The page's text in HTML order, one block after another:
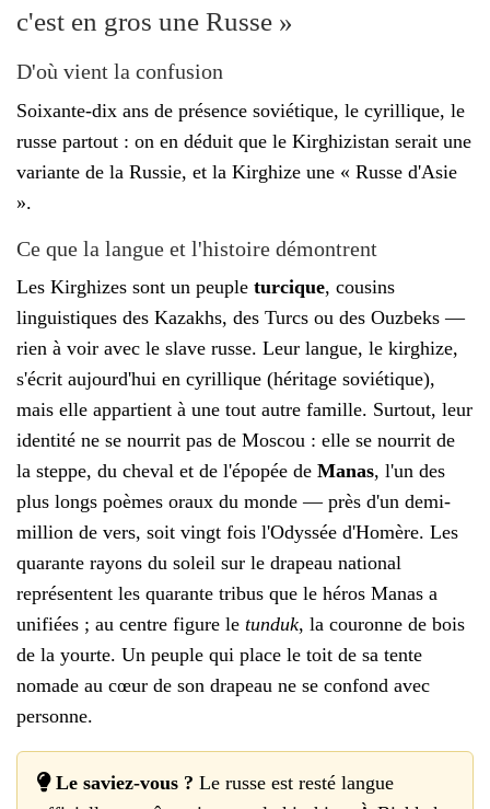
c'est en gros une Russe »
D'où vient la confusion
Soixante-dix ans de présence soviétique, le cyrillique, le
russe partout : on en déduit que le Kirghizistan serait une
variante de la Russie, et la Kirghize une « Russe d'Asie
».
Ce que la langue et l'histoire démontrent
Les Kirghizes sont un peuple turcique, cousins
linguistiques des Kazakhs, des Turcs ou des Ouzbeks —
rien à voir avec le slave russe. Leur langue, le kirghize,
s'écrit aujourd'hui en cyrillique (héritage soviétique),
mais elle appartient à une tout autre famille. Surtout, leur
identité ne se nourrit pas de Moscou : elle se nourrit de
la steppe, du cheval et de l'épopée de Manas, l'un des
plus longs poèmes oraux du monde — près d'un demi-
million de vers, soit vingt fois l'Odyssée d'Homère. Les
quarante rayons du soleil sur le drapeau national
représentent les quarante tribus que le héros Manas a
unifiées ; au centre figure le tunduk, la couronne de bois
de la yourte. Un peuple qui place le toit de sa tente
nomade au cœur de son drapeau ne se confond avec
personne.
Le saviez-vous ? Le russe est resté langue